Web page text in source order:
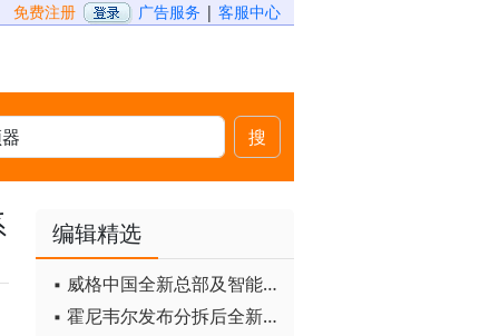
免费注册 广告服务 | 客服中心
搜
编辑精选
▪ 威格中国全新总部及智能工厂启用
▪ 霍尼韦尔发布分拆后全新品牌：霍尼韦尔科技与霍尼韦尔航空航天